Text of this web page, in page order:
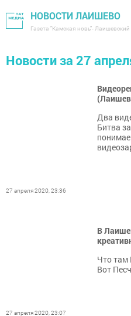
НОВОСТИ ЛАИШЕВО
Газета "Камская новь"-
Новости за 27
Два
Битва
27 апреля 2020, 23:36
В
Что
Вот
27 апреля 2020, 23:07